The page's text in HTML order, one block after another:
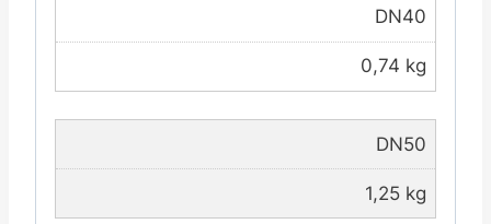
DN40
0,74 kg
DN50
1,25 kg